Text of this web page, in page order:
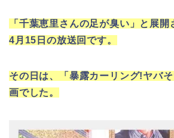
「千葉恵里さんの足が臭い」と展
4月15日の放送回です。
その日は、「暴露カーリング!ヤバ
画でした。